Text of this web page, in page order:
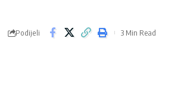
Podijeli 3 Min Read